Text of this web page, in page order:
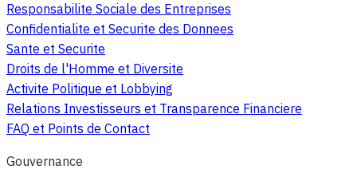
Responsabilite Sociale des Entreprises
Confidentialite et Securite des Donnees
Sante et Securite
Droits de l'Homme et Diversite
Activite Politique et Lobbying
Relations Investisseurs et Transparence Financiere
FAQ et Points de Contact
Gouvernance